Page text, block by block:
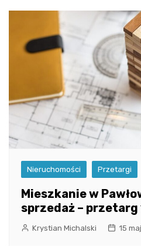
Nieruchomości Przetargi
Mieszkanie w
sprzedaż – przetarg
Krystian Michalski 15